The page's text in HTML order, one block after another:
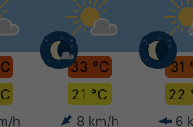
h
33 °C
21 °C
8 km/h
31
22
6